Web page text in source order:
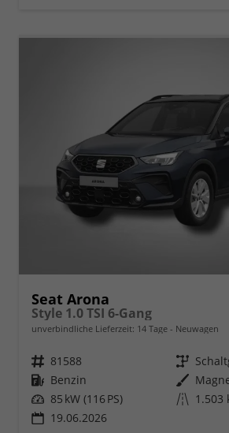
Seat Arona
Style 1.0 TSI 6-Gang
unverbindliche Lieferzeit: 14 Tage Neuwagen
Fahrzeugnr. 81588 Getriebe
Kraftstoff Benzin Außenfarbe
Leistung 85 kW (116 PS) Kilometerstand 1.503
19.06.2026